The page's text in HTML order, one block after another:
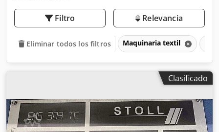
Filtro Relevancia
Eliminar todos los filtros Maquinaria textil
Clasificado